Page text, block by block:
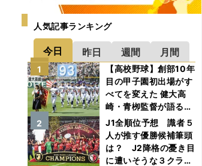
人気記事ランキング
今日 昨日 週間 月間
【高校野球】創部10年
目の甲子園初出場がす
べてを変えた 健大高
崎・青栁監督が語る
「機動破壊」はこうし
て生まれた
1
J1全順位予想 識者５
人が推す優勝候補筆頭
は？ J2降格の憂き目
に遭いそうな３クラブ
2